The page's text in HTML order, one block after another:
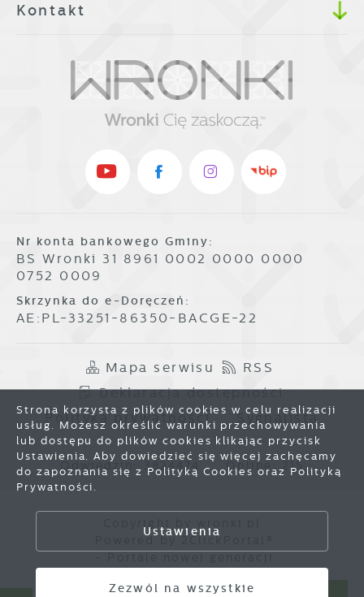
Kontakt
Nr konta bankowego Gminy:
BS Wronki 31 8961 0002 0000 0000
0752 0009
Skrzynka do e-Doręczeń:
AE:PL-33251-86350-BACGE-22
Mapa serwisu
RSS
Deklaracja dostępności
Polityka prywatności
Sygnalista
Odwiedzin: 3824474 Online: 215
Strona korzysta z plików cookies w celu realizacji
usług. Możesz określić warunki przechowywania
lub dostępu do plików cookies klikając przycisk
Ustawienia. Aby dowiedzieć się więcej zachęcamy
do zapoznania się z Polityką Cookies oraz Polityką
Prywatności.
Ustawienia
Zezwól na wszystkie
Zapisz wybrane